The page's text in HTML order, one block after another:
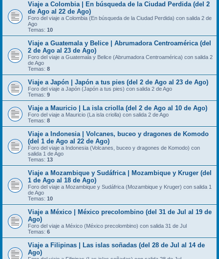
Viaje a Colombia | En búsqueda de la Ciudad Perdida (del 2
de Ago al 22 de Ago)
Foro del viaje a Colombia (En búsqueda de la Ciudad Perdida) con salida 2 de
Ago
Temas: 10
Viaje a Guatemala y Belice | Abrumadora Centroamérica (del
2 de Ago al 23 de Ago)
Foro del viaje a Guatemala y Belice (Abrumadora Centroamérica) con salida 2
de Ago
Temas: 8
Viaje a Japón | Japón a tus pies (del 2 de Ago al 23 de Ago)
Foro del viaje a Japón (Japón a tus pies) con salida 2 de Ago
Temas: 9
Viaje a Mauricio | La isla criolla (del 2 de Ago al 10 de Ago)
Foro del viaje a Mauricio (La isla criolla) con salida 2 de Ago
Temas: 8
Viaje a Indonesia | Volcanes, buceo y dragones de Komodo
(del 1 de Ago al 22 de Ago)
Foro del viaje a Indonesia (Volcanes, buceo y dragones de Komodo) con
salida 1 de Ago
Temas: 13
Viaje a Mozambique y Sudáfrica | Mozambique y Kruger (del
1 de Ago al 18 de Ago)
Foro del viaje a Mozambique y Sudáfrica (Mozambique y Kruger) con salida 1
de Ago
Temas: 10
Viaje a México | México precolombino (del 31 de Jul al 19 de
Ago)
Foro del viaje a México (México precolombino) con salida 31 de Jul
Temas: 6
Viaje a Filipinas | Las islas soñadas (del 28 de Jul al 14 de
Ago)